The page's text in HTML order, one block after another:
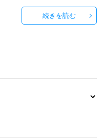
続きを読む